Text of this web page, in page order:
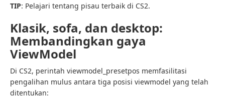
TIP: Pelajari tentang pisau terbaik di CS2.
Klasik, sofa, dan desktop:
Membandingkan gaya
ViewModel
Di CS2, perintah viewmodel_presetpos memfasilitasi
pengalihan mulus antara tiga posisi viewmodel yang telah
ditentukan: